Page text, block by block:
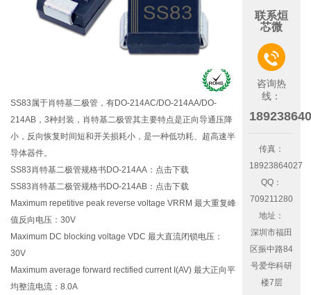
SS83属于肖特基二极管，有DO-214AC/DO-214AA/DO-
214AB，3种封装，肖特基二极管其主要特点是正向导通压降
小，反向恢复时间短和开关损耗小，是一种低功耗、超高速半
导体器件。
SS83肖特基二极管规格书DO-214AA： 点击下载
SS83肖特基二极管规格书DO-214AB： 点击下载
Maximum repetitive peak reverse voltage VRRM 最大重复峰
值反向电压：30V
Maximum DC blocking voltage VDC 最大直流闭锁电压：
30V
Maximum average forward rectified current I(AV) 最大正向平
均整流电流：8.0A
联系烜
芯微

咨询热
线：
传真：
18923864027
QQ：
709211280
地址：
深圳市福田
区振中路84
号爱华科研
楼7层